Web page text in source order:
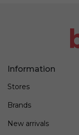
Information
Stores
Brands
New arrivals